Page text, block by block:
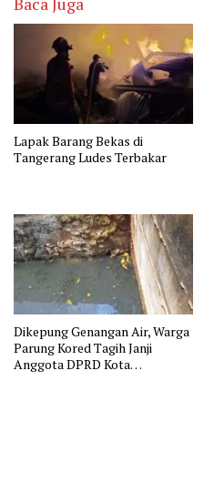
Lapak Barang Bekas di
Tangerang Ludes Terbakar
Dikepung Genangan Air, Warga
Parung Kored Tagih Janji
Anggota DPRD Kota